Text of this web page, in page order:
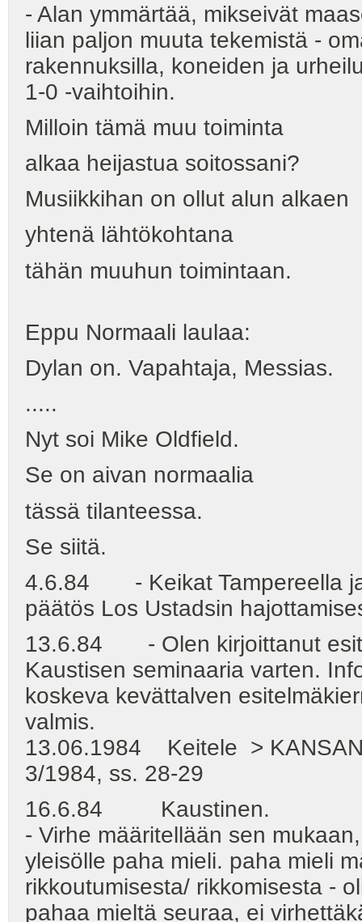
- Alan ymmärtää, mikseivät
liian paljon muuta tekemistä -
rakennuksilla, koneiden ja
1-0 -vaihtoihin.
Milloin tämä muu toiminta
alkaa heijastua soitossani?
Musiikkihan on ollut alun alkaen
yhtenä lähtökohtana
tähän muuhun toimintaan.
Eppu Normaali laulaa:
Dylan on. Vapahtaja, Messias.
.....
Nyt soi Mike Oldfield.
Se on aivan normaalia
tässä tilanteessa.
Se siitä.
4.6.84 - Keikat Tampereella ja
päätös Los Ustadsin
13.6.84 - Olen kirjoittanut
Kaustisen seminaaria varten.
koskeva kevättalven
valmis.
13.06.1984 Keitele >
3/1984, ss. 28-29
16.6.84 Kaustinen.
- Virhe määritellään sen
yleisölle paha mieli. paha mieli
rikkoutumisesta/ rikkomisesta -
pahaa mieltä seuraa, ei